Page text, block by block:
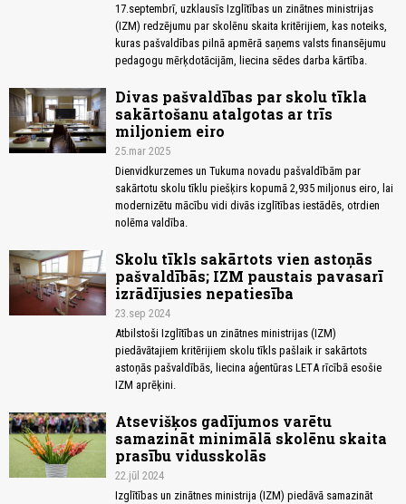
17.septembrī, uzklausīs Izglītības un zinātnes ministrijas
(IZM) redzējumu par skolēnu skaita kritērijiem, kas noteiks,
kuras pašvaldības pilnā apmērā saņems valsts finansējumu
pedagogu mērķdotācijām, liecina sēdes darba kārtība.
Divas pašvaldības par skolu tīkla
sakārtošanu atalgotas ar trīs
miljoniem eiro
25.mar 2025
Dienvidkurzemes un Tukuma novadu pašvaldībām par
sakārtotu skolu tīklu piešķirs kopumā 2,935 miljonus eiro, lai
modernizētu mācību vidi divās izglītības iestādēs, otrdien
nolēma valdība.
Skolu tīkls sakārtots vien astoņās
pašvaldībās; IZM paustais pavasarī
izrādījusies nepatiesība
23.sep 2024
Atbilstoši Izglītības un zinātnes ministrijas (IZM)
piedāvātajiem kritērijiem skolu tīkls pašlaik ir sakārtots
astoņās pašvaldībās, liecina aģentūras LETA rīcībā esošie
IZM aprēķini.
Atsevišķos gadījumos varētu
samazināt minimālā skolēnu skaita
prasību vidusskolās
22.jūl 2024
Izglītības un zinātnes ministrija (IZM) piedāvā samazināt